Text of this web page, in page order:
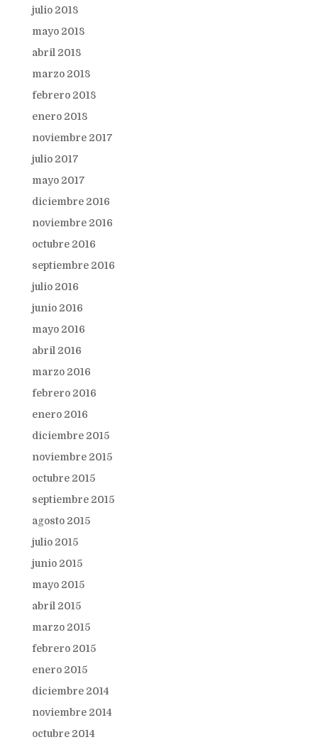
julio 2018
mayo 2018
abril 2018
marzo 2018
febrero 2018
enero 2018
noviembre 2017
julio 2017
mayo 2017
diciembre 2016
noviembre 2016
octubre 2016
septiembre 2016
julio 2016
junio 2016
mayo 2016
abril 2016
marzo 2016
febrero 2016
enero 2016
diciembre 2015
noviembre 2015
octubre 2015
septiembre 2015
agosto 2015
julio 2015
junio 2015
mayo 2015
abril 2015
marzo 2015
febrero 2015
enero 2015
diciembre 2014
noviembre 2014
octubre 2014